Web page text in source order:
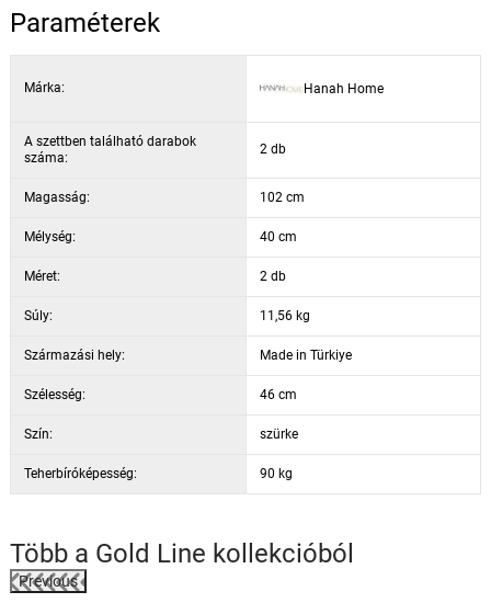
18 DNS hab a háttámlához / 22 DNS hab az üléshez
Fém lábak
Paraméterek
Márka: Hanah Home
A szettben található darabok
száma:
2 db
Magasság: 102 cm
Mélység: 40 cm
Méret: 2 db
Súly: 11,56 kg
Származási hely: Made in Türkiye
Szélesség: 46 cm
Szín: szürke
Teherbíróképesség: 90 kg
Több a Gold Line kollekcióból
Previous